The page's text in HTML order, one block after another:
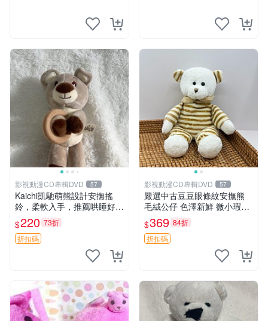
影視動漫CD專輯DVD 57
Kaichi凱馳萌熊設計安撫搖
鈴，柔軟入手，推薦哄睡好選
擇 熊公仔 安撫玩具 喂食環
$220 73折
折扣碼
影視動漫CD專輯DVD 57
嚴選中古豆豆眼條紋安撫熊
毛絨公仔 色澤新鮮 微小瑕疵
可收藏 中古 安撫熊 條紋公仔
$369 84折
折扣碼